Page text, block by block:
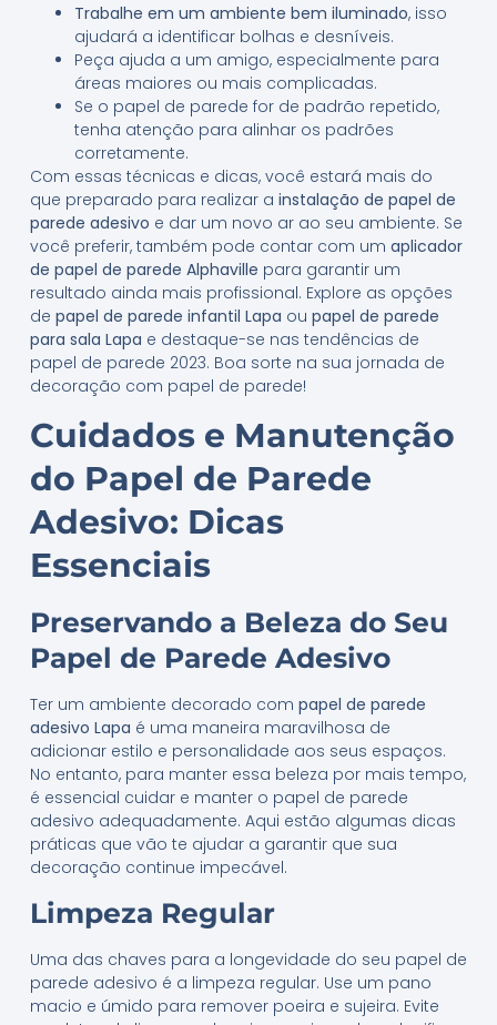
Trabalhe em um ambiente bem iluminado, isso
ajudará a identificar bolhas e desníveis.
Peça ajuda a um amigo, especialmente para
áreas maiores ou mais complicadas.
Se o papel de parede for de padrão repetido,
tenha atenção para alinhar os padrões
corretamente.
Com essas técnicas e dicas, você estará mais do
que preparado para realizar a instalação de papel de
parede adesivo e dar um novo ar ao seu ambiente. Se
você preferir, também pode contar com um aplicador
de papel de parede Alphaville para garantir um
resultado ainda mais profissional. Explore as opções
de papel de parede infantil Lapa ou papel de parede
para sala Lapa e destaque-se nas tendências de
papel de parede 2023. Boa sorte na sua jornada de
decoração com papel de parede!
Cuidados e Manutenção
do Papel de Parede
Adesivo: Dicas
Essenciais
Preservando a Beleza do Seu
Papel de Parede Adesivo
Ter um ambiente decorado com papel de parede
adesivo Lapa é uma maneira maravilhosa de
adicionar estilo e personalidade aos seus espaços.
No entanto, para manter essa beleza por mais tempo,
é essencial cuidar e manter o papel de parede
adesivo adequadamente. Aqui estão algumas dicas
práticas que vão te ajudar a garantir que sua
decoração continue impecável.
Limpeza Regular
Uma das chaves para a longevidade do seu papel de
parede adesivo é a limpeza regular. Use um pano
macio e úmido para remover poeira e sujeira. Evite